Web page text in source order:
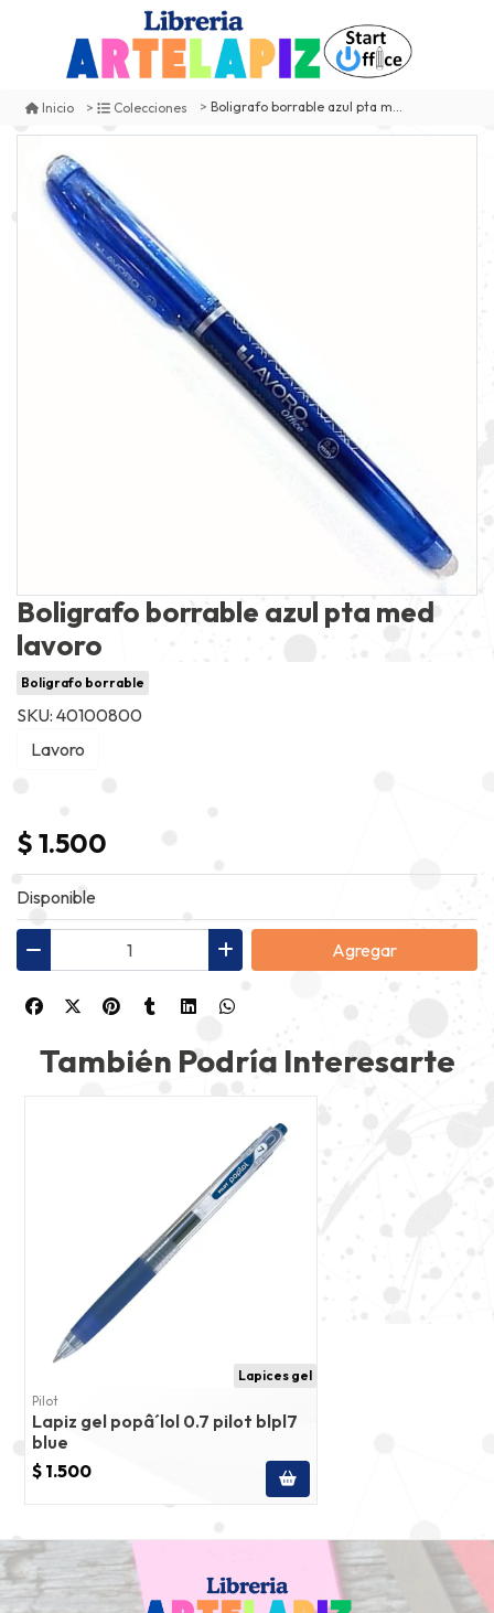
Inicio Colecciones Boligrafo borrable azul pta med lavoro
Boligrafo borrable azul pta med
lavoro
Boligrafo borrable
SKU: 40100800
Lavoro
$ 1.500
Disponible
Agregar
También Podría Interesarte
Lapices gel
Pilot
Lapiz gel popâ´lol 0.7 pilot blpl7
blue
$ 1.500